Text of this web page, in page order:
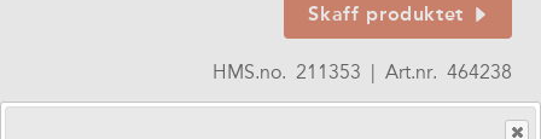
Skaff produktet
HMS.no. 211353 | Art.nr. 464238